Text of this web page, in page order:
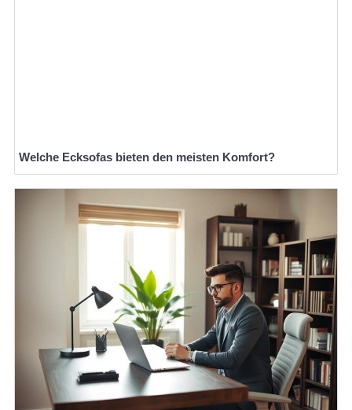
Welche Ecksofas bieten den meisten Komfort?